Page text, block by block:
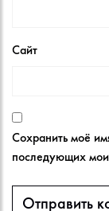
Сайт
Сохранить моё
последующих